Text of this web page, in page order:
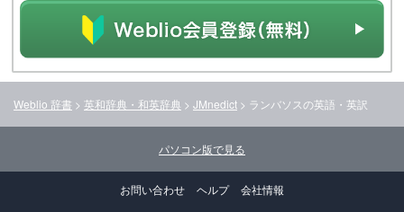
Weblio 辞書 > 英和辞典・和英辞典 > JMnedict > ランバソスの英語・英訳
パソコン版で見る
お問い合わせ ヘルプ 会社情報